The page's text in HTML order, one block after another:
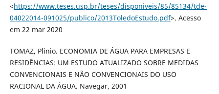
<https://www.teses.usp.br/teses/disponiveis/85/85134/tde-
04022014-091025/publico/2013ToledoEstudo.pdf>. Acesso
em 22 mar 2020
TOMAZ, Plinio. ECONOMIA DE ÁGUA PARA EMPRESAS E
RESIDÊNCIAS: UM ESTUDO ATUALIZADO SOBRE MEDIDAS
CONVENCIONAIS E NÃO CONVENCIONAIS DO USO
RACIONAL DA ÁGUA. Navegar, 2001